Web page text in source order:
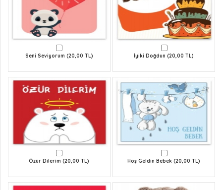
Seni Seviyorum (20,00 TL) İyiki Doğdun (20,00 TL)
Özür Dilerim (20,00 TL) Hoş Geldin Bebek (20,00 TL)